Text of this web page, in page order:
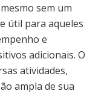
sem um
útil para aqueles
e
adicionais. O
atividades,
ampla de sua